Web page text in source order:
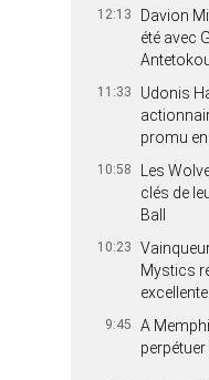
12:13
Davion
été avec
11:33
Udonis
promu
10:58
Les
clés de
Ball
10:23
Mystics
9:45
A
perpétuer